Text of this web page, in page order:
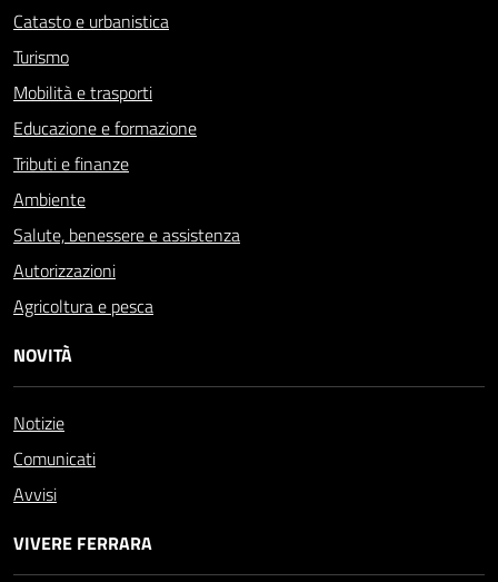
Catasto e urbanistica
Turismo
Mobilità e trasporti
Educazione e formazione
Tributi e finanze
Ambiente
Salute, benessere e assistenza
Autorizzazioni
Agricoltura e pesca
NOVITÀ
Notizie
Comunicati
Avvisi
VIVERE FERRARA